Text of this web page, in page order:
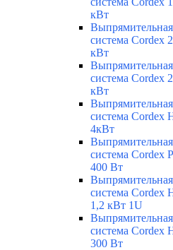
кВт
Выпрямительная
система Cordex
кВт
Выпрямительная
система Cordex
кВт
Выпрямительная
система Cordex
4кВт
Выпрямительная
система Cordex
400 Вт
Выпрямительная
система Cordex
1,2 кВт 1U
Выпрямительная
система Cordex
300 Вт